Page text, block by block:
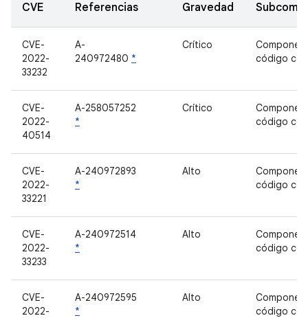
CVE Referencias Gravedad
CVE-
2022-
33232
A-
240972480 *
Crítico
código
CVE-
2022-
40514
A-258057252
*
Crítico
código
CVE-
2022-
33221
A-240972893
*
Alto
código
CVE-
2022-
33233
A-240972514
*
Alto
código
CVE-
2022-
A-240972595
*
Alto
código